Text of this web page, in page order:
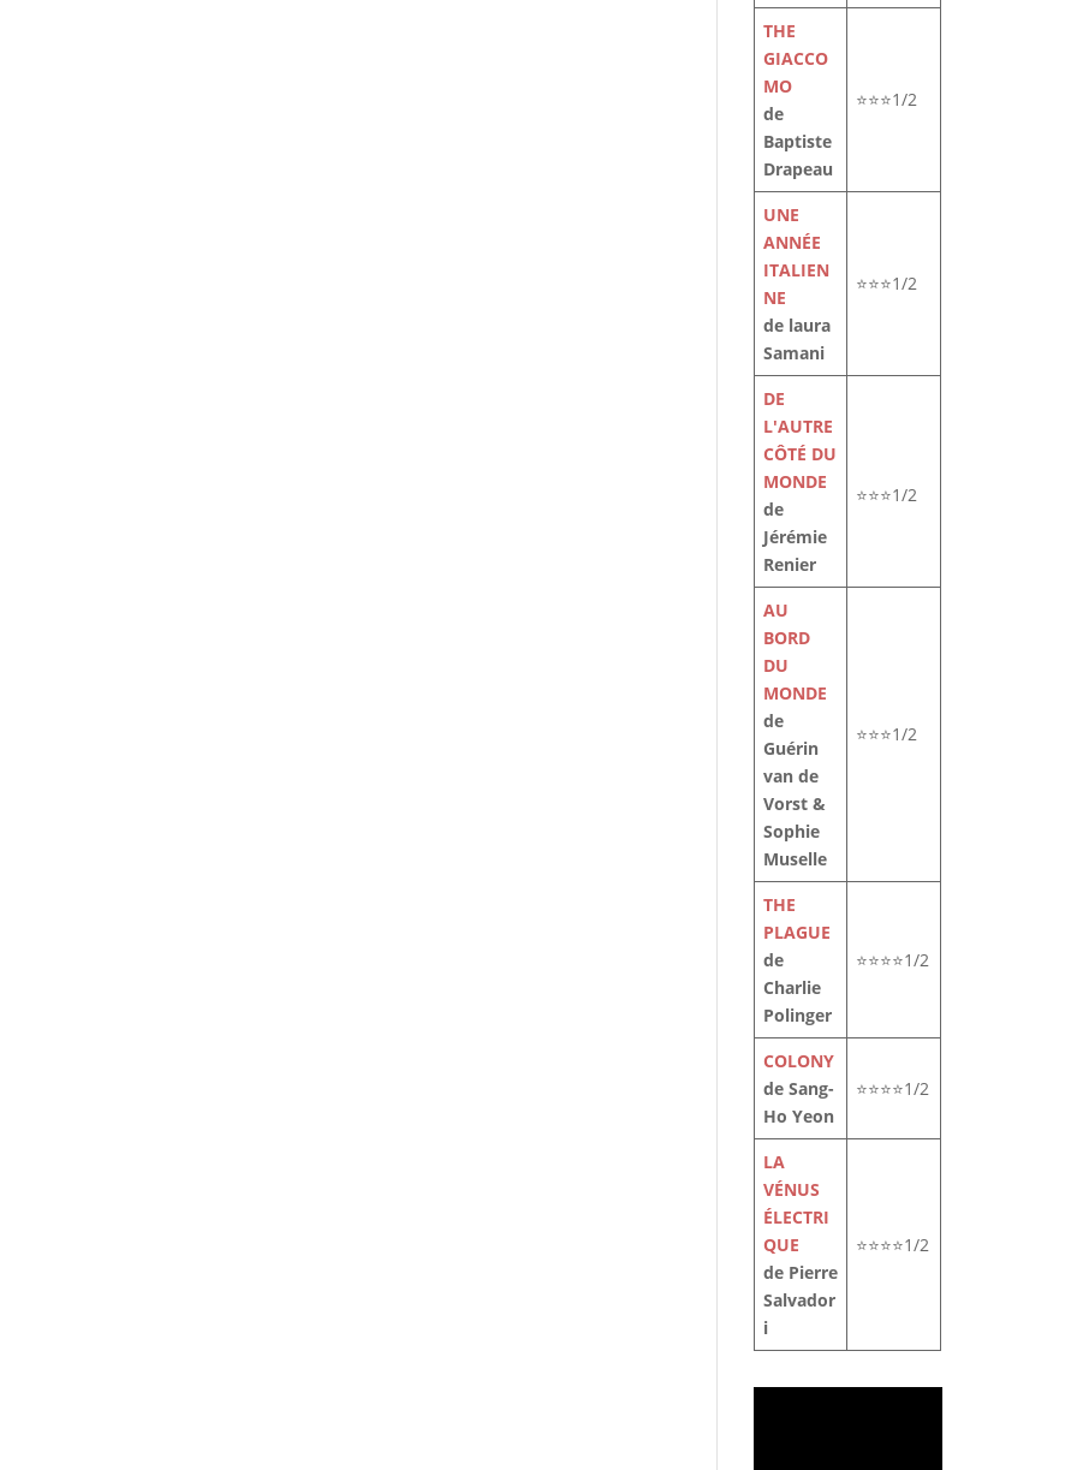
THE
GIACCO
MO
de
Baptiste
Drapeau
⭐⭐⭐1/2
UNE
ANNÉE
ITALIEN
NE
de laura
Samani
⭐⭐⭐1/2
DE
L'AUTRE
CÔTÉ DU
MONDE
de
Jérémie
Renier
⭐⭐⭐1/2
AU
BORD
DU
MONDE
de
Guérin
van de
Vorst &
Sophie
Muselle
⭐⭐⭐1/2
THE
PLAGUE
de
Charlie
Polinger
⭐⭐⭐⭐1/2
COLONY
de Sang-
Ho Yeon
⭐⭐⭐⭐1/2
LA
VÉNUS
ÉLECTRI
QUE
de Pierre
Salvador
i
⭐⭐⭐⭐1/2